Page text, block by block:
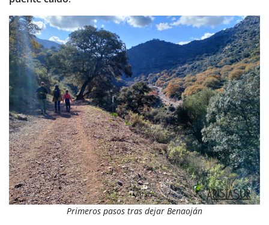
Primeros pasos tras dejar Benaoján